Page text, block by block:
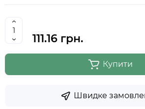
111.16 грн.
Купити
Швидке